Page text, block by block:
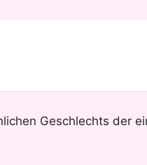
Geschlechts der